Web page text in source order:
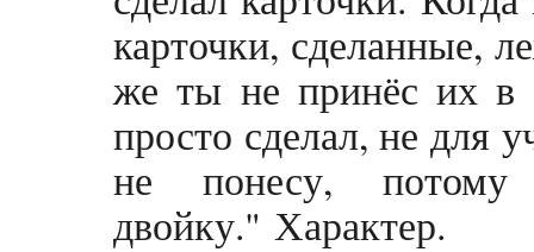
карточки, сделанные,
же ты не принёс их
просто сделал, не для
не понесу,
двойку." Характер.